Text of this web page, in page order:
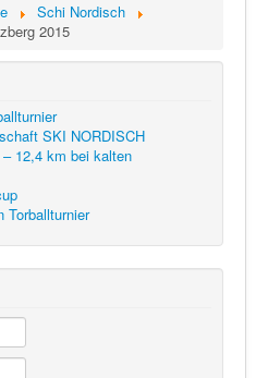
Schi Nordisch
2015
SKI NORDISCH
12,4 km bei kalten
Torballturnier